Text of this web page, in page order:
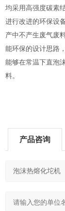
均采用高强度碳素
进行改进的环保设
产中不产生废气废
能环保的设计思路
能够在常温下直泡
料。
产品咨询